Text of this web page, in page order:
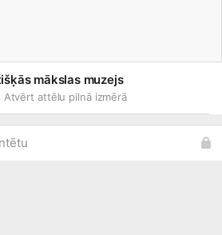
mākslas muzejs
Atvērt attēlu pilnā izmērā